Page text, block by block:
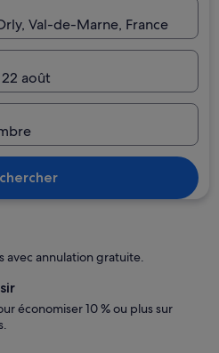
Val-de-Marne‎, France
août
avec annulation gratuite.
économiser 10 % ou plus sur